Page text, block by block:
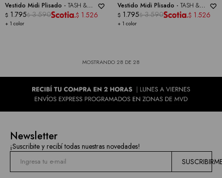
Vestido Midi Plisado - TASH &
SOPHIE
+ 1 color
$ 1.795$ 3.590 $ 1.526
Vestido Midi Plisado - TASH &
SOPHIE
+ 1 color
$ 1.795$ 3.590 $ 1.526
MOSTRANDO 28 DE 28
Newsletter
¡Suscribite y recibí todas nuestras novedades!